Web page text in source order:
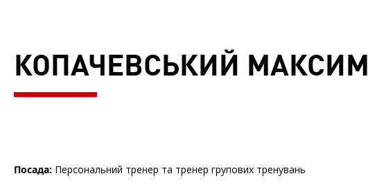
КОПАЧЕВСЬКИЙ МАКСИМ
Посада: Персональний тренер та тренер групових тренувань